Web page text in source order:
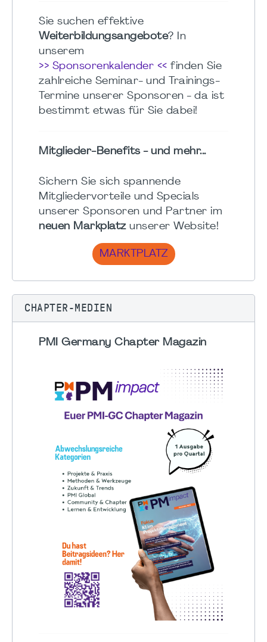
Sie suchen effektive
Weiterbildungsangebote? In
unserem
>> Sponsorenkalender << finden Sie
zahlreiche Seminar- und Trainings-
Termine unserer Sponsoren - da ist
bestimmt etwas für Sie dabei!
Mitglieder-Benefits - und mehr...
Sichern Sie sich spannende
Mitgliedervorteile und Specials
unserer Sponsoren und Partner im
neuen Markplatzunserer Website!
MARKTPLATZ
CHAPTER-MEDIEN
PMI Germany Chapter Magazin